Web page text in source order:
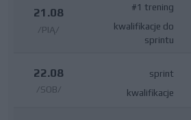
21.08
/PIĄ/
#1 trening
kwalifikacje do
sprintu
22.08
/SOB/
sprint
kwalifikacje